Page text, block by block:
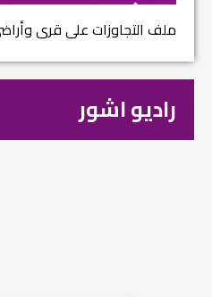
ملف التجاوزات على قرى
راديو اشور